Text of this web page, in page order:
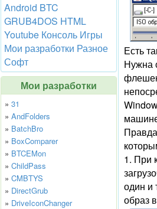
Android BTC
GRUB4DOS HTML
Youtube Консоль Игры
Мои разработки Разное
Софт
Мои разработки
» 31
» AndFolders
» BatchBro
» BoxComparer
» BTCEMon
» ChildPass
» CMBTYS
» DirectGrub
» DriveIconChanger
Есть
Нужна
1. При
один и
образ